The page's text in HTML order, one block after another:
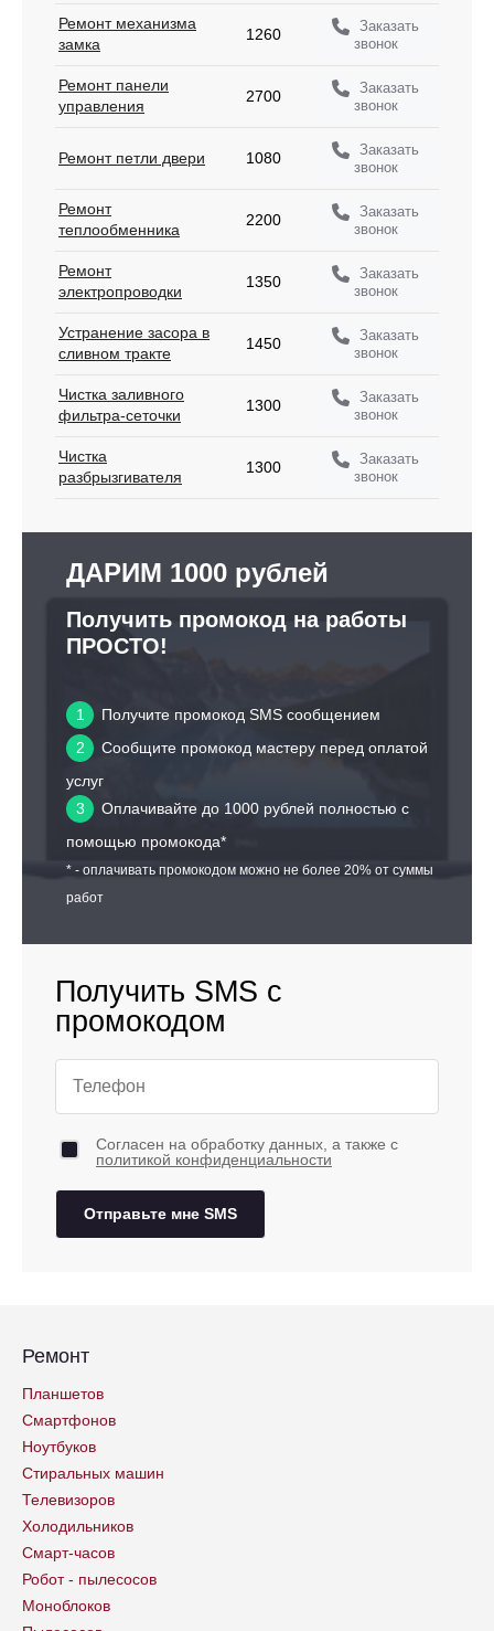
Ремонт механизма
замка
1260
Заказать
звонок
Ремонт панели
управления
2700
Заказать
звонок
Ремонт петли двери 1080
Заказать
звонок
Ремонт
теплообменника
2200
Заказать
звонок
Ремонт
электропроводки
1350
Заказать
звонок
Устранение засора в
сливном тракте
1450
Заказать
звонок
Чистка заливного
фильтра-сеточки
1300
Заказать
звонок
Чистка
разбрызгивателя
1300
Заказать
звонок
ДАРИМ 1000 рублей
Получить промокод на работы
ПРОСТО!
1
Получите промокод SMS сообщением
2
Сообщите промокод мастеру перед оплатой
услуг
3
Оплачивайте до 1000 рублей полностью с
помощью промокода*
* - оплачивать промокодом можно не более 20% от суммы
работ
Получить SMS с
промокодом
Согласен на обработку данных, а также с
политикой конфиденциальности
Отправьте мне SMS
Ремонт
Планшетов
Смартфонов
Ноутбуков
Стиральных машин
Телевизоров
Холодильников
Смарт-часов
Робот - пылесосов
Моноблоков